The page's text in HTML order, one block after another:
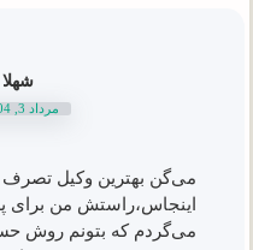
مرداد 3, 1404 در 2:55 ق.ظ
می‌گن بهترین وکیل تصرف
اینجاس،راستش من برای
می‌گردم که بتونم روش